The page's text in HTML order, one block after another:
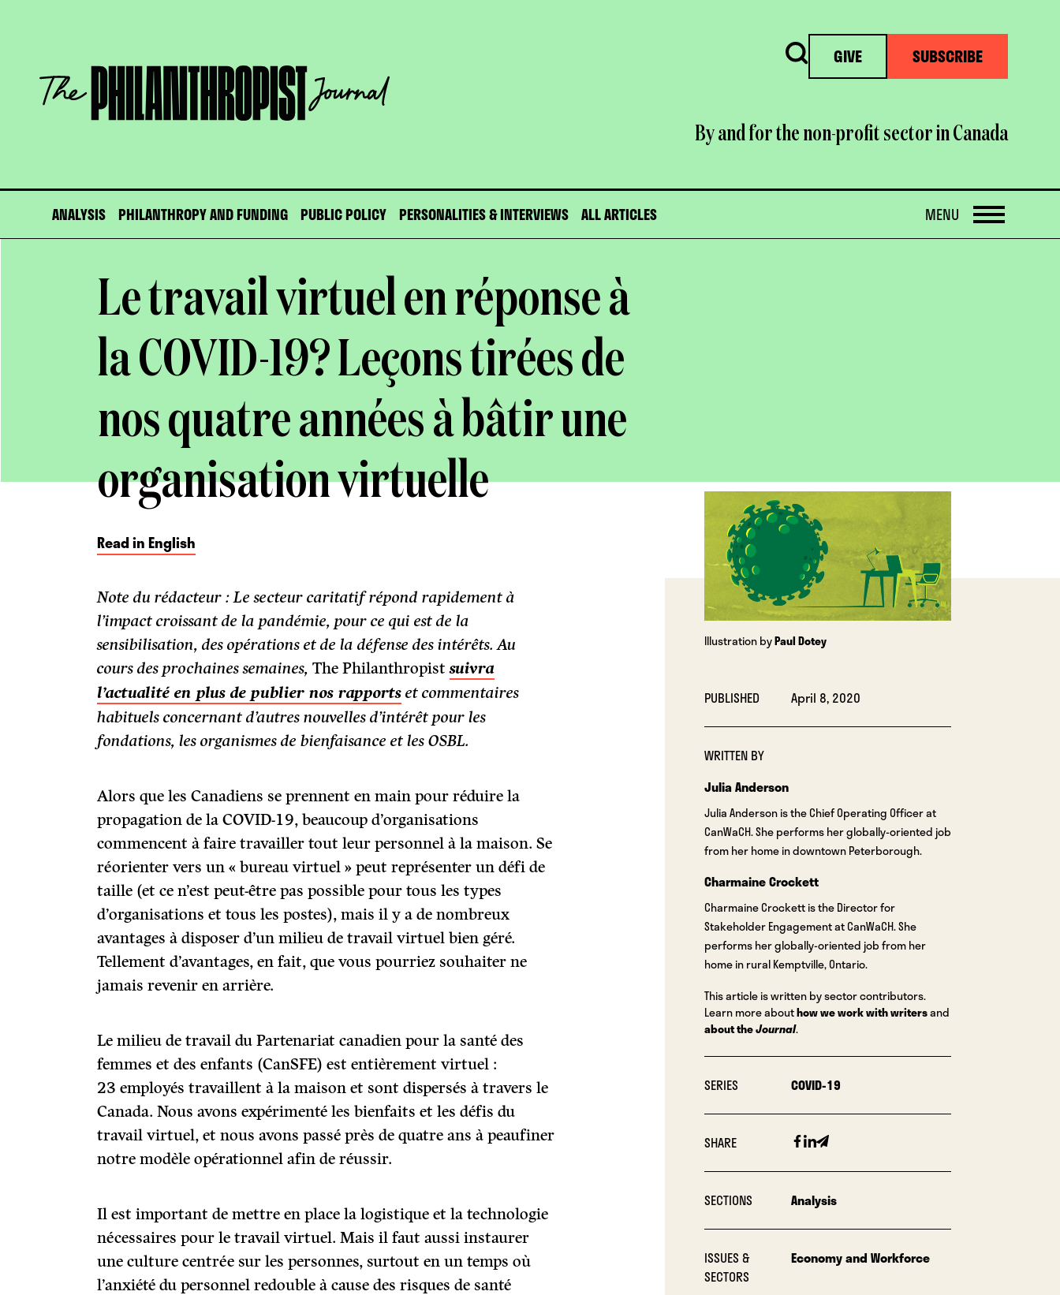
The
Philanthropist
Journal
Search GIVE SUBSCRIBE
By and for the non-profit sector in Canada
ANALYSIS PHILANTHROPY AND FUNDING PUBLIC POLICY PERSONALITIES & INTERVIEWS ALL ARTICLES OPEN
MENU
Le travail virtuel en réponse à
la COVID-19? Leçons tirées de
nos quatre années à bâtir une
organisation virtuelle
IMAGE
LIGHTBOX
Illustration byPaul Dotey
PUBLISHED April 8, 2020
WRITTEN BY
Julia Anderson
Julia Anderson is the Chief Operating Officer at
CanWaCH. She performs her globally-oriented job
from her home in downtown Peterborough.
Charmaine Crockett
Charmaine Crockett is the Director for
Stakeholder Engagement at CanWaCH. She
performs her globally-oriented job from her
home in rural Kemptville, Ontario.
This article is written by sector contributors.
Learn more abouthow we work with writersand
about theJournal.
SERIES COVID-19
SHARE Facebook
Linkedin
Email
SECTIONS Analysis
ISSUES &
SECTORS
Economy and Workforce
Read in English
Note du rédacteur : Le secteur caritatif répond rapidement à
l’impact croissant de la pandémie, pour ce qui est de la
sensibilisation, des opérations et de la défense des intérêts. Au
cours des prochaines semaines,The Philanthropistsuivra
l’actualité en plus de publier nos rapports et commentaires
habituels concernant d’autres nouvelles d’intérêt pour les
fondations, les organismes de bienfaisance et les OSBL.
Alors que les Canadiens se prennent en main pour réduire la
propagation de la COVID-19, beaucoup d’organisations
commencent à faire travailler tout leur personnel à la maison. Se
réorienter vers un « bureau virtuel » peut représenter un défi de
taille (et ce n’est peut-être pas possible pour tous les types
d’organisations et tous les postes), mais il y a de nombreux
avantages à disposer d’un milieu de travail virtuel bien géré.
Tellement d’avantages, en fait, que vous pourriez souhaiter ne
jamais revenir en arrière.
Le milieu de travail du Partenariat canadien pour la santé des
femmes et des enfants (CanSFE) est entièrement virtuel :
23 employés travaillent à la maison et sont dispersés à travers le
Canada. Nous avons expérimenté les bienfaits et les défis du
travail virtuel, et nous avons passé près de quatre ans à peaufiner
notre modèle opérationnel afin de réussir.
Il est important de mettre en place la logistique et la technologie
nécessaires pour le travail virtuel. Mais il faut aussi instaurer
une culture centrée sur les personnes, surtout en un temps où
l’anxiété du personnel redouble à cause des risques de santé